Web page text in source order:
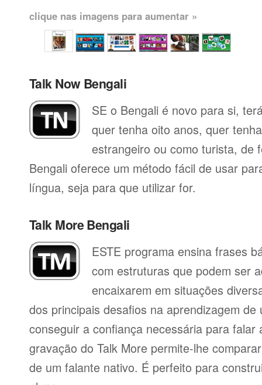
clique nas imagens para aumentar »
Talk Now Bengali
SE o Bengali é novo para si,
quer tenha oito anos, quer
estrangeiro ou como turista, de
Bengali oferece um método fácil de usar
língua, seja para que utilizar for.
Talk More Bengali
ESTE programa ensina frases
com estruturas que podem ser
encaixarem em situações
dos principais desafios na aprendizagem
conseguir a confiança necessária para
gravação do Talk More permite-lhe
de um falante nativo. É perfeito para